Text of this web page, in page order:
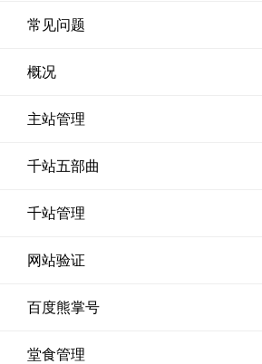
常见问题
概况
主站管理
千站五部曲
千站管理
网站验证
百度熊掌号
堂食管理